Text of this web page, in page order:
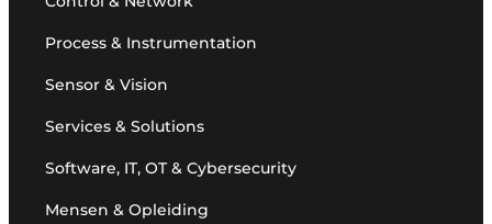
Process & Instrumentation
Sensor & Vision
Services & Solutions
Software, IT, OT & Cybersecurity
Mensen & Opleiding